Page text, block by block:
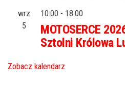
wrz
5
10:00 - 18:00
MOTOSERCE
Sztolni Królowa
Zobacz kalendarz